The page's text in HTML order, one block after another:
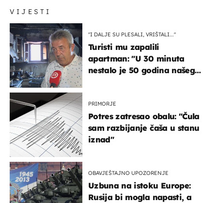
VIJESTI
"I DALJE SU PLESALI, VRIŠTALI..."
Turisti mu zapalili
apartman: "U 30 minuta
nestalo je 50 godina našeg
PRIMORJE
Potres zatresao obalu: "Čula
sam razbijanje čaša u stanu
iznad"
OBAVJEŠTAJNO UPOZORENJE
Uzbuna na istoku Europe:
Rusija bi mogla napasti, a